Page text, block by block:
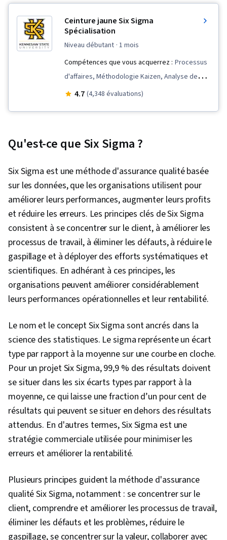
Ceinture jaune Six Sigma
Spécialisation
niveau débutant · 1 mois
Compétences que vous acquerrez : Processus
d'affaires, Méthodologie Kaizen, Analyse de
corrélation, Analyse des causes profondes,
Lean Six Sigma, Gestion de projet, Analyse de
Amélioration et optimisation des processus,
Méthodologies allégées, Méthodologie Six
Sigma, Analyse du processus, Calendriers des
projets, Distribution de probabilité, Conception
du projet, Production allégée, Leadership
d'équipe, Qualité des produits (AQ/CQ),
Gestion de la performance des équipes,
Renforcement de l'esprit d'équipe, Gestion de
la production, Processus d'amélioration
continue, Gestion d'équipe, Esprit d'équipe,
qualité, Processus de production, Analyse des
risques, Probabilité, Contrôles statistiques de
processus, Statistiques, Analyse des données,
Systèmes de mesure, Méthodes statistiques,
Probabilités et statistiques, Cartographie des
processus, Statistiques descriptives, Analyse
processus, Commentaires des utilisateurs,
Planification du projet, Validation des données,
des documents, Inférence statistique, Analyse
coûts-avantages, Contrôle de la qualité,
Documentation du projet
4.7 (4,348 évaluations)
Qu'est-ce que Six Sigma ?
Six Sigma est une méthode d'assurance qualité basée
sur les données, que les organisations utilisent pour
améliorer leurs performances, augmenter leurs profits
et réduire les erreurs. Les principes clés de Six Sigma
consistent à se concentrer sur le client, à améliorer les
processus de travail, à éliminer les défauts, à réduire le
gaspillage et à déployer des efforts systématiques et
scientifiques. En adhérant à ces principes, les
organisations peuvent améliorer considérablement
leurs performances opérationnelles et leur rentabilité.
Le nom et le concept Six Sigma sont ancrés dans la
science des statistiques. Le sigma représente un écart
type par rapport à la moyenne sur une courbe en cloche.
Pour un projet Six Sigma, 99,9 % des résultats doivent
se situer dans les six écarts types par rapport à la
moyenne, ce qui laisse une fraction d’un pour cent de
résultats qui peuvent se situer en dehors des résultats
attendus. En d'autres termes, Six Sigma est une
stratégie commerciale utilisée pour minimiser les
erreurs et améliorer la rentabilité.
Plusieurs principes guident la méthode d'assurance
qualité Six Sigma, notamment : se concentrer sur le
client, comprendre et améliorer les processus de travail,
éliminer les défauts et les problèmes, réduire le
gaspillage, se concentrer sur la valeur, collaborer avec